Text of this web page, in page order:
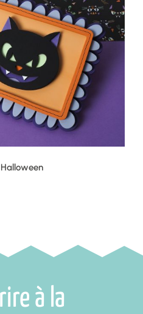
à la